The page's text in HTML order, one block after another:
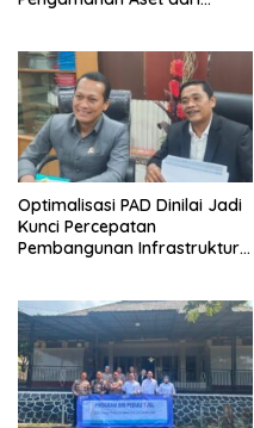
Optimalisasi PAD Dinilai Jadi
Kunci Percepatan
Pembangunan Infrastruktur